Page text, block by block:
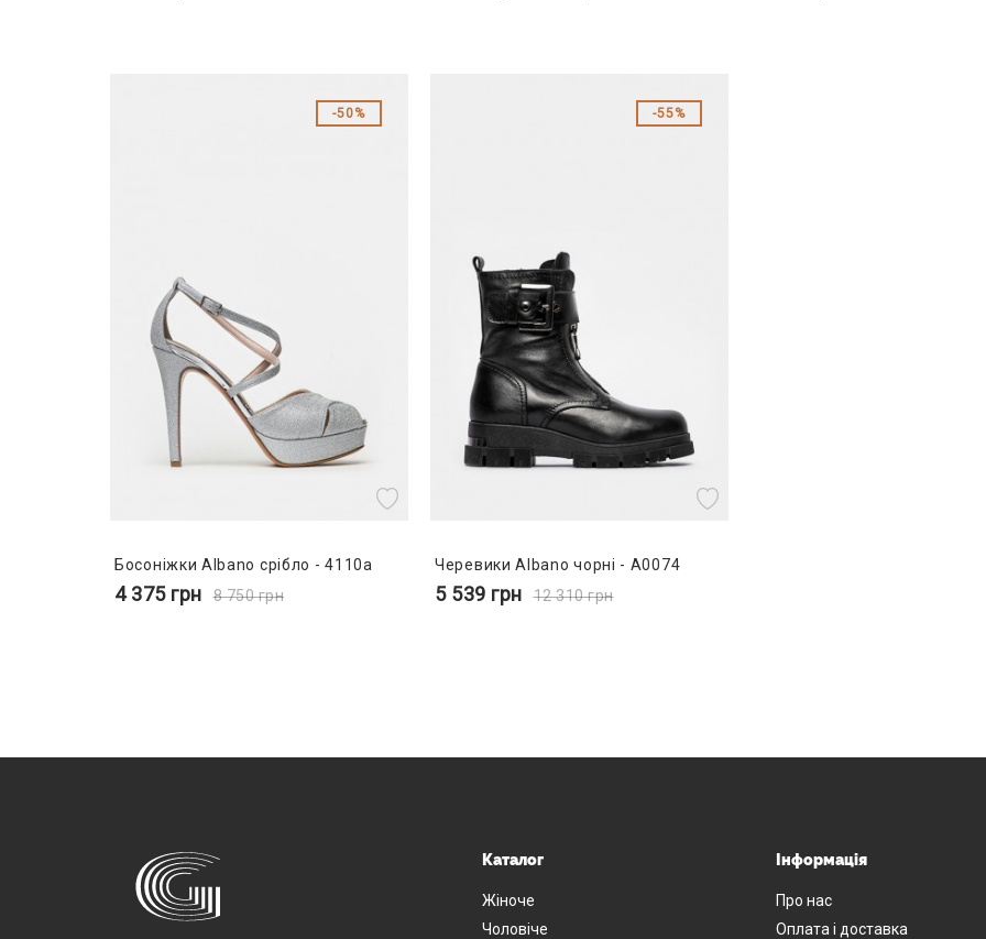
50%
Босоніжки Albano срібло - 4110a
4 375 грн 8 750грн
55%
Черевики Albano чорні - A0074
5 539 грн 12 310грн
Каталог
Жіноче
Чоловіче
Інформація
Про нас
Оплата і доставка